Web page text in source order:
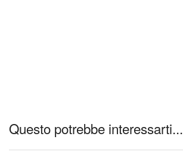
Questo potrebbe interessarti...